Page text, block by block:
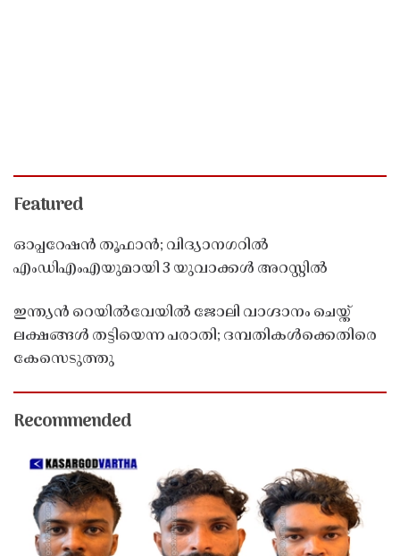
Featured
ഓപ്പറേഷൻ തൂഫാൻ; വിദ്യാനഗറിൽ
എംഡിഎംഎയുമായി 3 യുവാക്കൾ അറസ്റ്റിൽ
ഇന്ത്യൻ റെയിൽവേയിൽ ജോലി വാഗ്ദാനം ചെയ്ത്
ലക്ഷങ്ങൾ തട്ടിയെന്ന പരാതി; ദമ്പതികൾക്കെതിരെ
കേസെടുത്തു
Recommended